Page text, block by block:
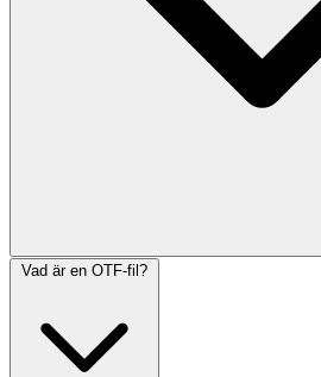
Vad är en OTF-fil?